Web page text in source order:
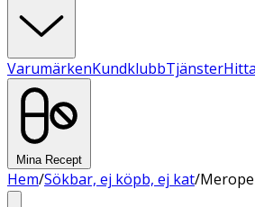
VarumärkenKundklubbTjänster
Mina Recept
Hem/Sökbar, ej köpb, ej kat/